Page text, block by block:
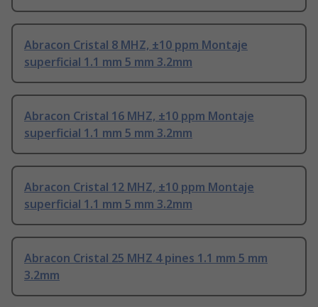
Abracon Cristal 8 MHZ, ±10 ppm Montaje
superficial 1.1 mm 5 mm 3.2mm
Abracon Cristal 16 MHZ, ±10 ppm Montaje
superficial 1.1 mm 5 mm 3.2mm
Abracon Cristal 12 MHZ, ±10 ppm Montaje
superficial 1.1 mm 5 mm 3.2mm
Abracon Cristal 25 MHZ 4 pines 1.1 mm 5 mm
3.2mm